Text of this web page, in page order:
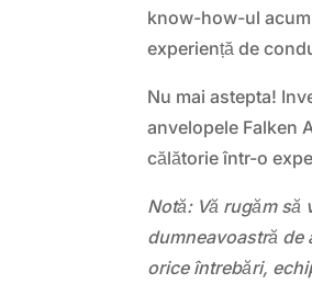
know-how-ul
experiență de
Nu mai astepta!
anvelopele Falken
călătorie într-o
Notă: Vă rugăm
dumneavoastră de
orice întrebări,